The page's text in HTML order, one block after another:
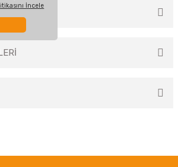
İncele
teşekkür ederiz.